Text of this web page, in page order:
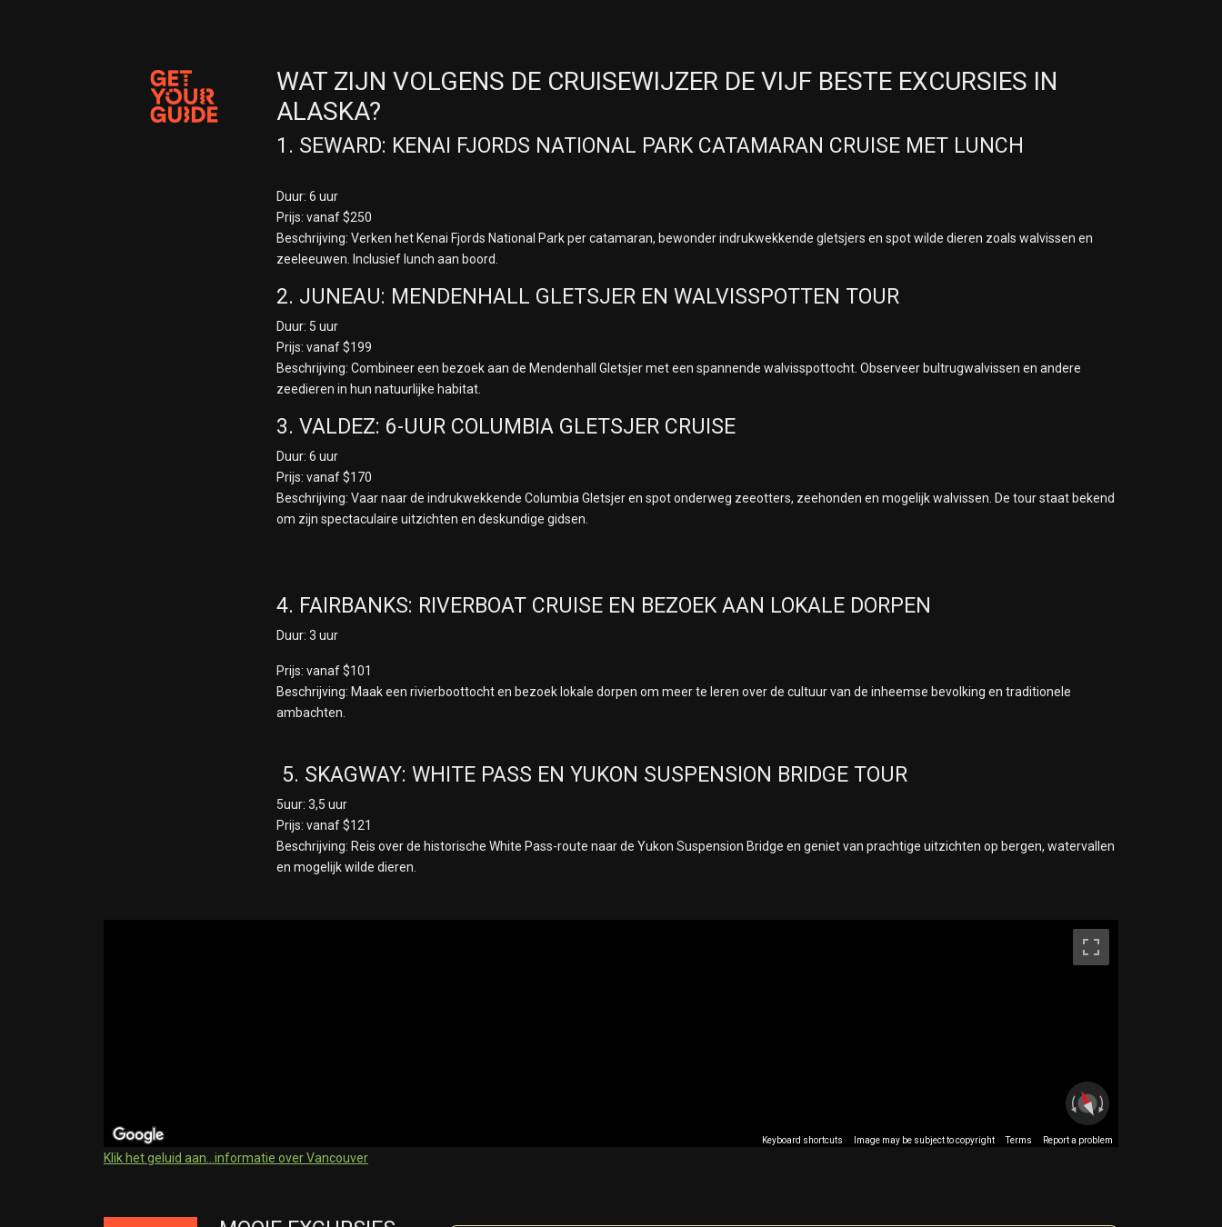
WAT ZIJN VOLGENS DE CRUISEWIJZER DE VIJF BESTE EXCURSIES IN
ALASKA?
1. SEWARD: KENAI FJORDS NATIONAL PARK CATAMARAN CRUISE MET LUNCH
Duur: 6 uur
Prijs: vanaf $250
Beschrijving: Verken het Kenai Fjords National Park per catamaran, bewonder indrukwekkende gletsjers en spot wilde dieren zoals walvissen en
zeeleeuwen. Inclusief lunch aan boord.
2. JUNEAU: MENDENHALL GLETSJER EN WALVISSPOTTEN TOUR
Duur: 5 uur
Prijs: vanaf $199
Beschrijving: Combineer een bezoek aan de Mendenhall Gletsjer met een spannende walvisspottocht. Observeer bultrugwalvissen en andere
zeedieren in hun natuurlijke habitat.
3. VALDEZ: 6-UUR COLUMBIA GLETSJER CRUISE
Duur: 6 uur
Prijs: vanaf $170
Beschrijving: Vaar naar de indrukwekkende Columbia Gletsjer en spot onderweg zeeotters, zeehonden en mogelijk walvissen. De tour staat bekend
om zijn spectaculaire uitzichten en deskundige gidsen.
4. FAIRBANKS: RIVERBOAT CRUISE EN BEZOEK AAN LOKALE DORPEN
Duur: 3 uur
Prijs: vanaf $101
Beschrijving: Maak een rivierboottocht en bezoek lokale dorpen om meer te leren over de cultuur van de inheemse bevolking en traditionele
ambachten.
5. SKAGWAY: WHITE PASS EN YUKON SUSPENSION BRIDGE TOUR
5uur: 3,5 uur
Prijs: vanaf $121
Beschrijving: Reis over de historische White Pass-route naar de Yukon Suspension Bridge en geniet van prachtige uitzichten op bergen, watervallen
en mogelijk wilde dieren.
Keyboard shortcuts Image may be subject to copyright Terms Report a problem
Klik het geluid aan...informatie over Vancouver